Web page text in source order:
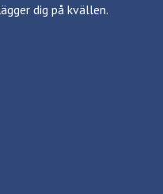
dig på kvällen.